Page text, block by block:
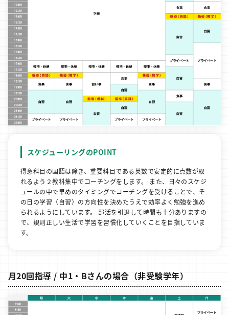
スケジューリングのPOINT
得意科目の国語は除き、重要科目である英数で安定的に点数が取
れるよう２教科集中でコーチングをします。 また、日々のスケジ
ュールの中で早めのタイミングでコーチングを受けることで、そ
の日の学習（自習）の方向性を決めたうえで効率よく勉強を進め
られるようにしています。 部活を引退して時間も十分ありますの
で、規則正しい生活で学習を習慣化していくことを目指していま
す。
月20回指導 / 中1・Bさんの場合（非受験学年）